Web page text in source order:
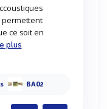
ce soit en
plus
BA02